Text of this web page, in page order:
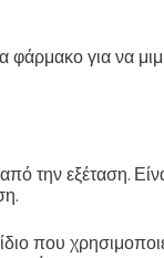
για να
την εξέταση.